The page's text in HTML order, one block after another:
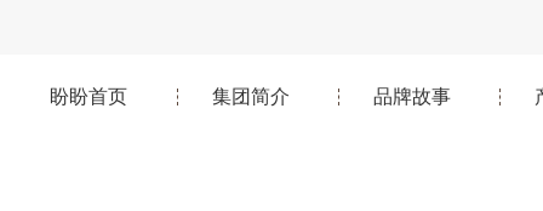
盼盼首页 集团简介 品牌故事